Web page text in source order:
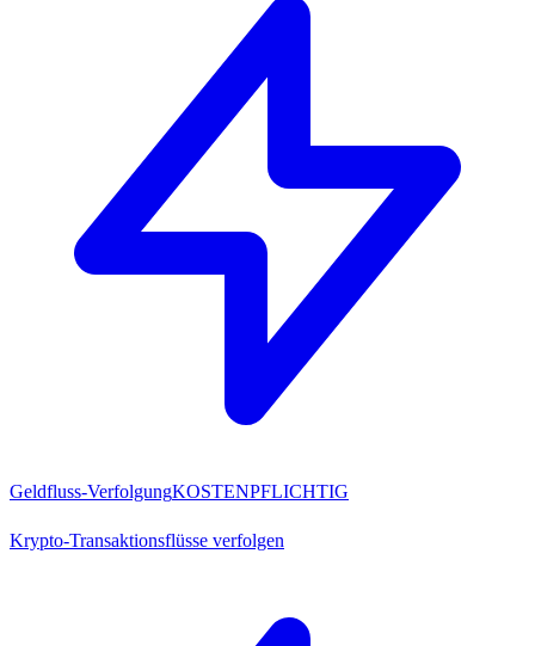
Geldfluss-VerfolgungKOSTENPFLICHTIG
Krypto-Transaktionsflüsse verfolgen